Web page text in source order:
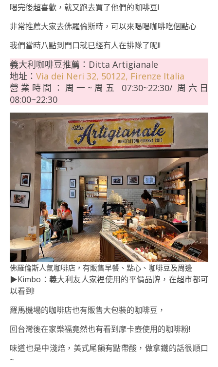
喝完後超喜歡，就又跑去買了他們的咖啡豆!
非常推薦大家去佛羅倫斯時，可以來喝喝咖啡吃個點心
我們當時八點到門口就已經有人在排隊了呢!!
義大利咖啡豆推薦：Ditta Artigianale
地址： Via dei Neri 32, 50122, Firenze Italia
營業時間：周一~周五 07:30~22:30/ 周六日
08:00~22:30
佛羅倫斯人氣咖啡店，有販售早餐、點心、咖啡豆及周邊
▶Kimbo：義大利友人家裡使用的平價品牌，在超市都可
以看到!
羅馬機場的咖啡店也有販售大包裝的咖啡豆，
回台灣後在家樂福竟然也有看到摩卡壺使用的咖啡粉!
味道也是中淺焙，美式尾韻有點帶酸，做拿鐵的話很順口
~